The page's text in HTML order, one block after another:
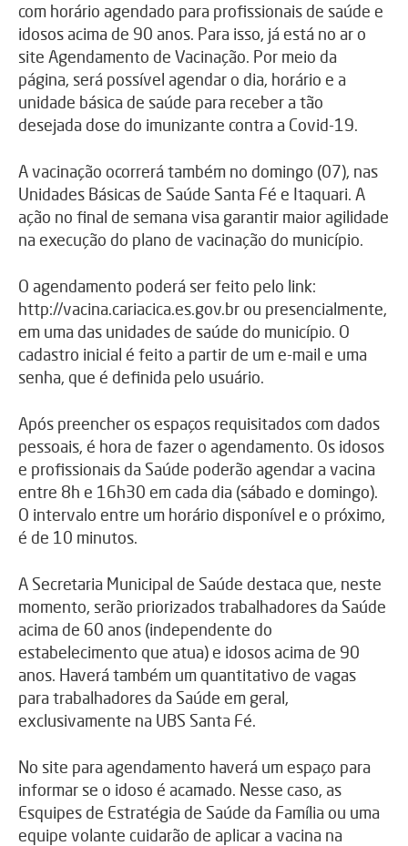
com horário agendado para profissionais de saúde e
idosos acima de 90 anos. Para isso, já está no ar o
site Agendamento de Vacinação. Por meio da
página, será possível agendar o dia, horário e a
unidade básica de saúde para receber a tão
desejada dose do imunizante contra a Covid-19.
A vacinação ocorrerá também no domingo (07), nas
Unidades Básicas de Saúde Santa Fé e Itaquari. A
ação no final de semana visa garantir maior agilidade
na execução do plano de vacinação do município.
O agendamento poderá ser feito pelo link:
http://vacina.cariacica.es.gov.br ou presencialmente,
em uma das unidades de saúde do município. O
cadastro inicial é feito a partir de um e-mail e uma
senha, que é definida pelo usuário.
Após preencher os espaços requisitados com dados
pessoais, é hora de fazer o agendamento. Os idosos
e profissionais da Saúde poderão agendar a vacina
entre 8h e 16h30 em cada dia (sábado e domingo).
O intervalo entre um horário disponível e o próximo,
é de 10 minutos.
A Secretaria Municipal de Saúde destaca que, neste
momento, serão priorizados trabalhadores da Saúde
acima de 60 anos (independente do
estabelecimento que atua) e idosos acima de 90
anos. Haverá também um quantitativo de vagas
para trabalhadores da Saúde em geral,
exclusivamente na UBS Santa Fé.
No site para agendamento haverá um espaço para
informar se o idoso é acamado. Nesse caso, as
Esquipes de Estratégia de Saúde da Família ou uma
equipe volante cuidarão de aplicar a vacina na